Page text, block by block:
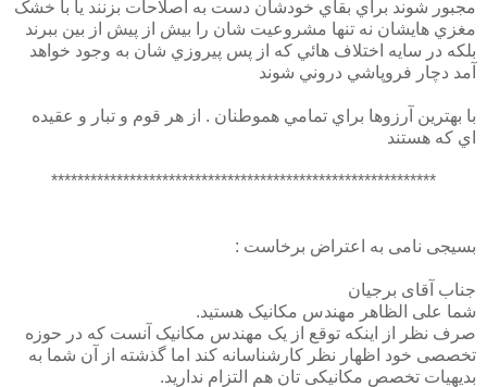
مجبور شوند براي بقاي خودشان دست به اصلاحات بزنند يا با خشک
مغزي هايشان نه تنها مشروعيت شان را بيش از پيش از بين ببرند
بلکه در سايه اختلاف هائي که از پس پيروزي شان به وجود خواهد
آمد دچار فروپاشي دروني شوند
با بهترين آرزوها براي تمامي هموطنان . از هر قوم و تبار و عقيده
اي که هستند
***********************************************************
بسيجی نامی به اعتراض برخاست :
جناب آقای برجيان
شما علی الظاهر مهندس مکانيک هستيد.
صرف نظر از اينکه توقع از يک مهندس مکانيک آنست که در حوزه
تخصصی خود اظهار نظر کارشناسانه کند اما گذشته از آن شما به
بديهيات تخصص مکانيکی تان هم التزام نداريد.